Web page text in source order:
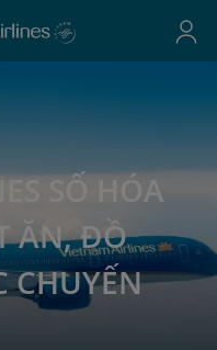
SỐ HÓA
ĂN, ĐỒ
CHUYẾN